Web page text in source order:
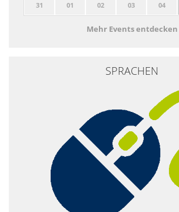
31 01 02 03 04
Mehr Events entdecken
SPRACHEN